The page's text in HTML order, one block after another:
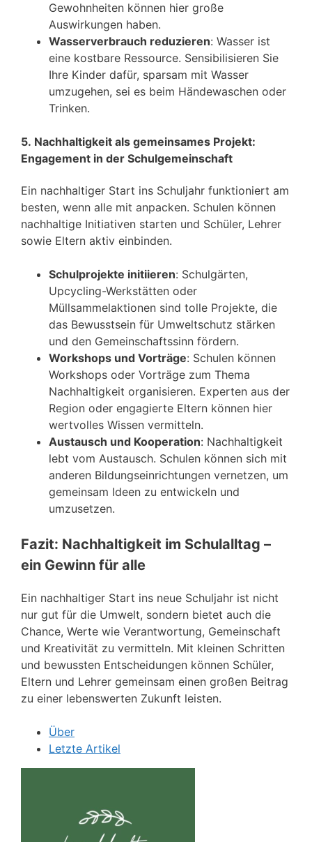
Gewohnheiten können hier große
Auswirkungen haben.
Wasserverbrauch reduzieren: Wasser ist
eine kostbare Ressource. Sensibilisieren Sie
Ihre Kinder dafür, sparsam mit Wasser
umzugehen, sei es beim Händewaschen oder
Trinken.
5. Nachhaltigkeit als gemeinsames Projekt:
Engagement in der Schulgemeinschaft
Ein nachhaltiger Start ins Schuljahr funktioniert am
besten, wenn alle mit anpacken. Schulen können
nachhaltige Initiativen starten und Schüler, Lehrer
sowie Eltern aktiv einbinden.
Schulprojekte initiieren: Schulgärten,
Upcycling-Werkstätten oder
Müllsammelaktionen sind tolle Projekte, die
das Bewusstsein für Umweltschutz stärken
und den Gemeinschaftssinn fördern.
Workshops und Vorträge: Schulen können
Workshops oder Vorträge zum Thema
Nachhaltigkeit organisieren. Experten aus der
Region oder engagierte Eltern können hier
wertvolles Wissen vermitteln.
Austausch und Kooperation: Nachhaltigkeit
lebt vom Austausch. Schulen können sich mit
anderen Bildungseinrichtungen vernetzen, um
gemeinsam Ideen zu entwickeln und
umzusetzen.
Fazit: Nachhaltigkeit im Schulalltag –
ein Gewinn für alle
Ein nachhaltiger Start ins neue Schuljahr ist nicht
nur gut für die Umwelt, sondern bietet auch die
Chance, Werte wie Verantwortung, Gemeinschaft
und Kreativität zu vermitteln. Mit kleinen Schritten
und bewussten Entscheidungen können Schüler,
Eltern und Lehrer gemeinsam einen großen Beitrag
zu einer lebenswerten Zukunft leisten.
Über
Letzte Artikel